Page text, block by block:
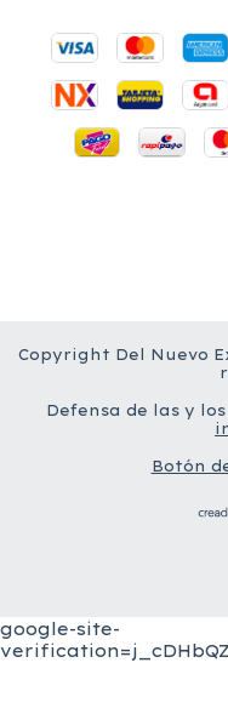
Copyright Del Nuevo
Defensa de las y
Botón
google-site-